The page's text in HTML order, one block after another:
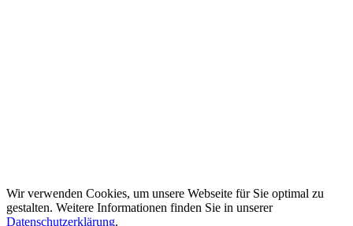
Wir verwenden Cookies, um unsere Webseite für Sie optimal zu
gestalten. Weitere Informationen finden Sie in unserer
Datenschutzerklärung.